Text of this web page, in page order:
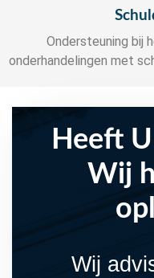
Ondersteuning bij
onderhandelingen met
Heeft
Wij
Wij